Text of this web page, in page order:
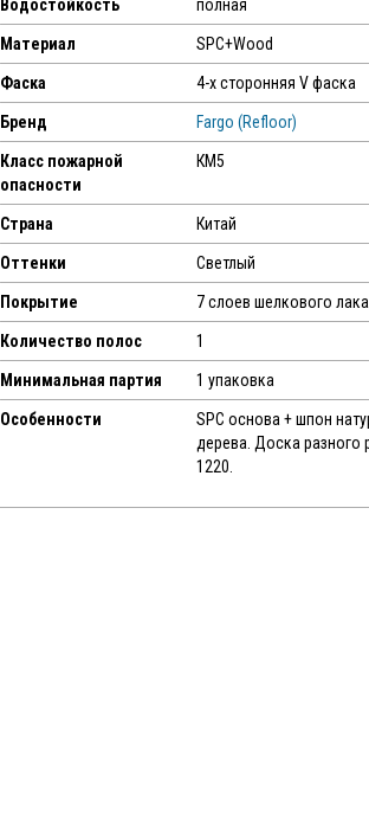
Водостойкость полная
Материал SPC+Wood
Фаска 4-х сторонняя V фаска
Бренд Fargo (Refloor)
Класс пожарной
опасности
КМ5
Страна Китай
Оттенки Светлый
Покрытие 7 слоев шелкового лака
Количество полос 1
Минимальная партия 1 упаковка
Особенности
SPC основа + шпон
дерева. Доска разного
1220.